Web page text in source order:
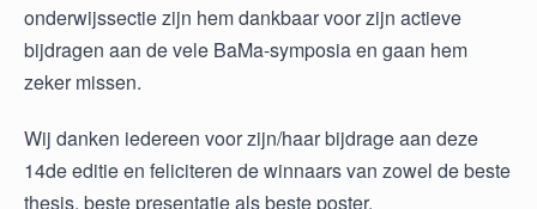
onderwijssectie zijn hem dankbaar voor zijn actieve
bijdragen aan de vele BaMa-symposia en gaan hem
zeker missen.
Wij danken iedereen voor zijn/haar bijdrage aan deze
14de editie en feliciteren de winnaars van zowel de beste
thesis, beste presentatie als beste poster.